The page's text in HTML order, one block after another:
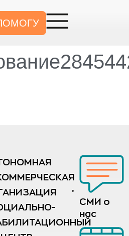
СМИ о
нас